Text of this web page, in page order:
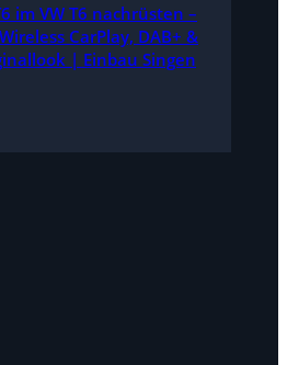
im VW T6 nachrüsten –
CarPlay, DAB+ &
| Einbau Singen